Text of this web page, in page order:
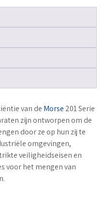
van de Morse 201 Serie
zijn ontworpen om de
door ze op hun zij te
omgevingen,
veiligheidseisen en
voor het mengen van